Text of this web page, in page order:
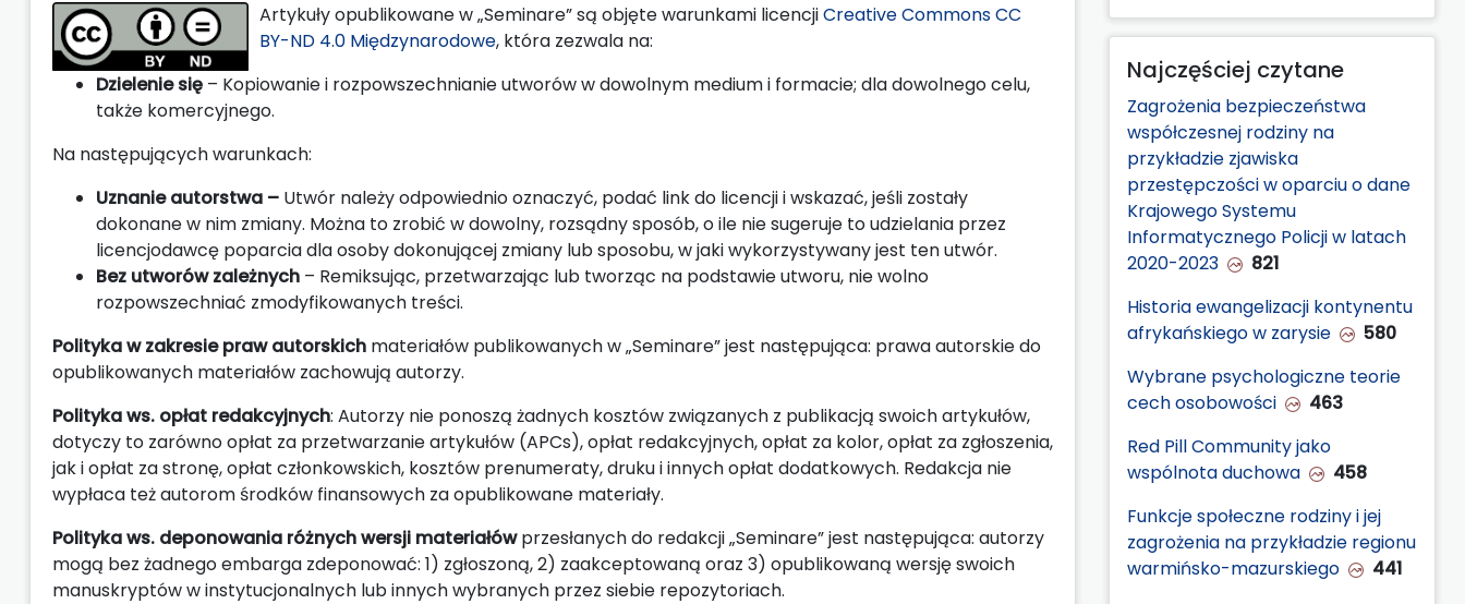
Artykuły opublikowane w „Seminare” są objęte warunkami licencjiCreative Commons CC
BY-ND 4.0 Międzynarodowe, która zezwala na:
Dzielenie się – Kopiowanie i rozpowszechnianie utworów w dowolnym medium i formacie; dla dowolnego celu,
także komercyjnego.
Na następujących warunkach:
Uznanie autorstwa – Utwór należy odpowiednio oznaczyć, podać link do licencji i wskazać, jeśli zostały
dokonane w nim zmiany. Można to zrobić w dowolny, rozsądny sposób, o ile nie sugeruje to udzielania przez
licencjodawcę poparcia dla osoby dokonującej zmiany lub sposobu, w jaki wykorzystywany jest ten utwór.
Bez utworów zależnych – Remiksując, przetwarzając lub tworząc na podstawie utworu, nie wolno
rozpowszechniać zmodyfikowanych treści.
Polityka w zakresie praw autorskich materiałów publikowanych w „Seminare” jest następująca: prawa autorskie do
opublikowanych materiałów zachowują autorzy.
Polityka ws. opłat redakcyjnych: Autorzy nie ponoszą żadnych kosztów związanych z publikacją swoich artykułów,
dotyczy to zarówno opłat za przetwarzanie artykułów (APCs), opłat redakcyjnych, opłat za kolor, opłat za zgłoszenia,
jak i opłat za stronę, opłat członkowskich, kosztów prenumeraty, druku i innych opłat dodatkowych. Redakcja nie
wypłaca też autorom środków finansowych za opublikowane materiały.
Polityka ws. deponowania różnych wersji materiałówprzesłanych do redakcji „Seminare” jest następująca: autorzy
mogą bez żadnego embarga zdeponować: 1) zgłoszoną, 2) zaakceptowaną oraz 3) opublikowaną wersję swoich
manuskryptów w instytucjonalnych lub innych wybranych przez siebie repozytoriach.
Najczęściej czytane
Zagrożenia bezpieczeństwa
współczesnej rodziny na
przykładzie zjawiska
przestępczości w oparciu o dane
Krajowego Systemu
Informatycznego Policji w latach
2020-2023
821
Historia ewangelizacji kontynentu
afrykańskiego w zarysie
580
Wybrane psychologiczne teorie
cech osobowości
463
Red Pill Community jako
wspólnota duchowa
458
Funkcje społeczne rodziny i jej
zagrożenia na przykładzie regionu
warmińsko-mazurskiego
441